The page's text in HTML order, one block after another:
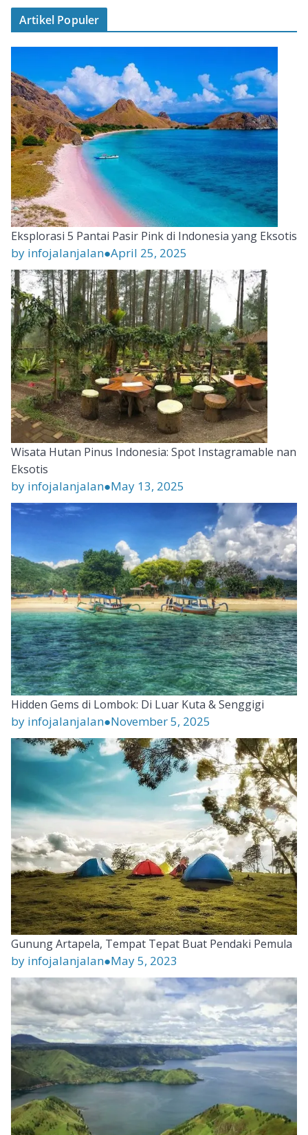
Artikel Populer
Eksplorasi 5 Pantai Pasir Pink di Indonesia yang Eksotis
by infojalanjalan●April 25, 2025
Wisata Hutan Pinus Indonesia: Spot Instagramable nan
Eksotis
by infojalanjalan●May 13, 2025
Hidden Gems di Lombok: Di Luar Kuta & Senggigi
by infojalanjalan●November 5, 2025
Gunung Artapela, Tempat Tepat Buat Pendaki Pemula
by infojalanjalan●May 5, 2023